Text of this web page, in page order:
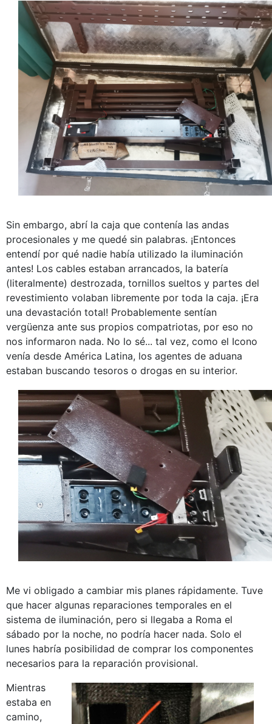
Sin embargo, abrí la caja que contenía las andas
procesionales y me quedé sin palabras. ¡Entonces
entendí por qué nadie había utilizado la iluminación
antes! Los cables estaban arrancados, la batería
(literalmente) destrozada, tornillos sueltos y partes del
revestimiento volaban libremente por toda la caja. ¡Era
una devastación total! Probablemente sentían
vergüenza ante sus propios compatriotas, por eso no
nos informaron nada. No lo sé... tal vez, como el Icono
venía desde América Latina, los agentes de aduana
estaban buscando tesoros o drogas en su interior.
Me vi obligado a cambiar mis planes rápidamente. Tuve
que hacer algunas reparaciones temporales en el
sistema de iluminación, pero si llegaba a Roma el
sábado por la noche, no podría hacer nada. Solo el
lunes habría posibilidad de comprar los componentes
necesarios para la reparación provisional.
Mientras
estaba en
camino,